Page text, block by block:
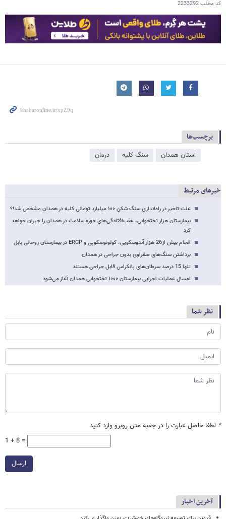
کد مطلب2233292
برچسب‌ها
استان همدان سنگ کلیه درمان
خبرهای مرتبط
علت تاخیر در راه‌اندازی سنگ شکن ۱۰۰ میلیارد تومانی کلیه در همدان مشخص شد!؟
بیمارستان هزار تختخوابی، عقب‌افتادگی‌های حوزه سلامت در همدان را جبران‌ خواهد
کرد
انجام بیش از26 هزار آندوسکوپی، کولونوسکوپی و ERCP در بیمارستان روحانی بابل
برداشتن سنگ‌های صفراوی بدون جراحی در همدان
تنها 15 درصد سرطان‌های پانکراس قابل جراحی هستند
امسال عملیات اجرایی بیمارستان ۱۰۰۰ تختخوابی همدان آغاز می‌شود
نظر شما
* لطفا حاصل عبارت را در جعبه متن روبرو وارد کنید
1 + 8 =
ارسال
آخرین اخبار